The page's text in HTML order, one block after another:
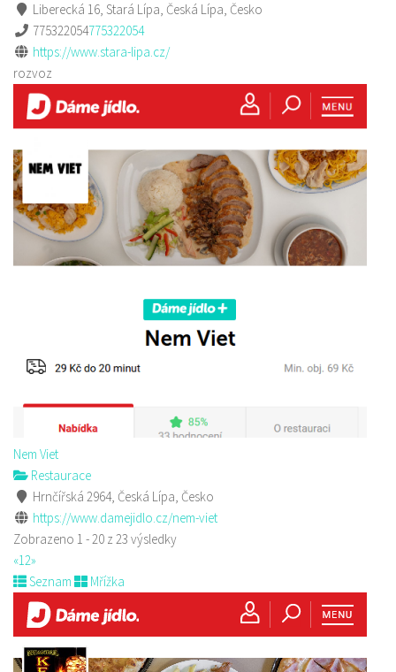
Liberecká 16, Stará Lípa, Česká Lípa, Česko
775322054775322054
https://www.stara-lipa.cz/
rozvoz
Nem Viet
Restaurace
Hrnčířská 2964, Česká Lípa, Česko
https://www.damejidlo.cz/nem-viet
Zobrazeno 1 - 20 z 23 výsledky
«12»
Seznam
Mřížka